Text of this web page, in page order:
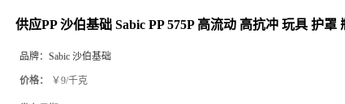
供应PP 沙伯基础 Sabic PP 575P 高流动 高抗冲 玩具 护罩
品牌： Sabic 沙伯基础
价格： ￥9/千克